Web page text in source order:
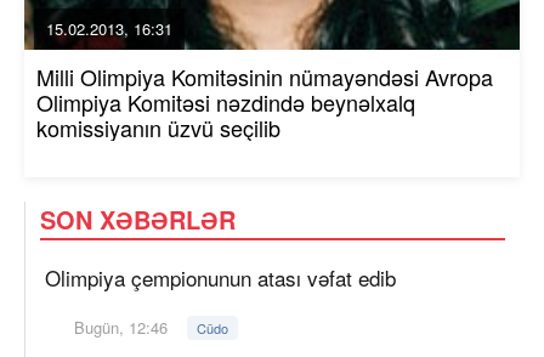
15.02.2013, 16:31
Milli Olimpiya Komitəsinin nümayəndəsi Avropa
Olimpiya Komitəsi nəzdində beynəlxalq
komissiyanın üzvü seçilib
SON XƏBƏRLƏR
Olimpiya çempionunun atası vəfat edib
Bugün, 12:46 Cüdo